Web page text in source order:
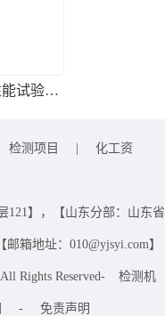
科研样机性能试验服务
检测项目 化工资
121】，【山东分部：山东省
箱地址：010@yjsyi.com】
Rights Reserved- 检测机
- 免责声明